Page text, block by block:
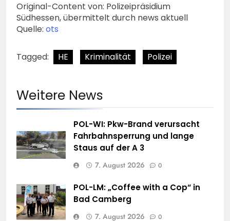
Original-Content von: Polizeipräsidium
Südhessen, übermittelt durch news aktuell
Quelle: ots
Tagged: HE Kriminalität Polizei
Weitere News
POL-WI: Pkw-Brand verursacht
Fahrbahnsperrung und lange
Staus auf der A 3
7. August 2026 0
POL-LM: „Coffee with a Cop“ in
Bad Camberg
7. August 2026 0